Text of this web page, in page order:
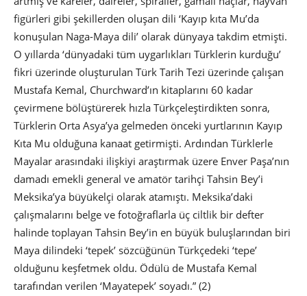
figürleri gibi şekillerden oluşan dili ‘Kayıp kıta Mu’da
konuşulan Naga-Maya dili’ olarak dünyaya takdim etmişti.
O yıllarda ‘dünyadaki tüm uygarlıkları Türklerin kurduğu’
fikri üzerinde oluşturulan Türk Tarih Tezi üzerinde çalışan
Mustafa Kemal, Churchward’ın kitaplarını 60 kadar
çevirmene bölüştürerek hızla Türkçeleştirdikten sonra,
Türklerin Orta Asya’ya gelmeden önceki yurtlarının Kayıp
Kıta Mu olduğuna kanaat getirmişti. Ardından Türklerle
Mayalar arasındaki ilişkiyi araştırmak üzere Enver Paşa’nın
damadı emekli general ve amatör tarihçi Tahsin Bey’i
Meksika’ya büyükelçi olarak atamıştı. Meksika’daki
çalışmalarını belge ve fotoğraflarla üç ciltlik bir defter
halinde toplayan Tahsin Bey’in en büyük buluşlarından biri
Maya dilindeki ‘tepek’ sözcüğünün Türkçedeki ‘tepe’
olduğunu keşfetmek oldu. Ödülü de Mustafa Kemal
tarafından verilen ‘Mayatepek’ soyadı.” (2)